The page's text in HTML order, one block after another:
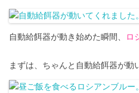
自動給餌器が動き始めた瞬間、 ロ
まずは、ちゃんと自動給餌器が動